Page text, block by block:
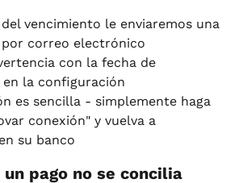
vencimiento le enviaremos una
correo electrónico
con la fecha de
la configuración
es sencilla - simplemente haga
conexión" y vuelva a
su banco
un pago no se concilia